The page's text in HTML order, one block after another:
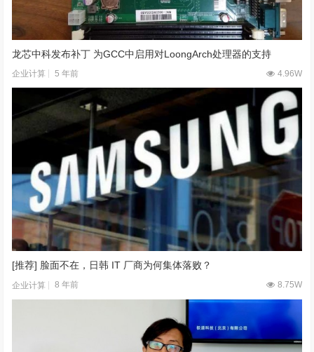
龙芯中科发布补丁 为GCC中启用对LoongArch处理器的支持
企业计算 5 年前 4.96W
[推荐] 脸面不在，日韩 IT 厂商为何集体落败？
企业计算 8 年前 8.75W